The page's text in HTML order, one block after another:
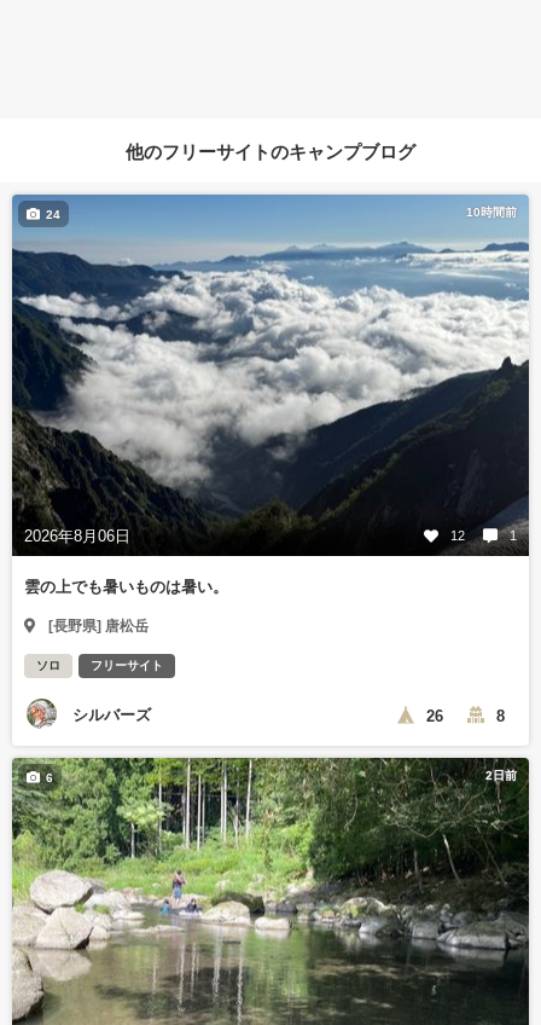
他のフリーサイトのキャンプブログ
10時間前
2026年8月06日 12 1
24
雲の上でも暑いものは暑い。
[長野県] 唐松岳
ソロ フリーサイト
シルバーズ 26 8
2日前
6